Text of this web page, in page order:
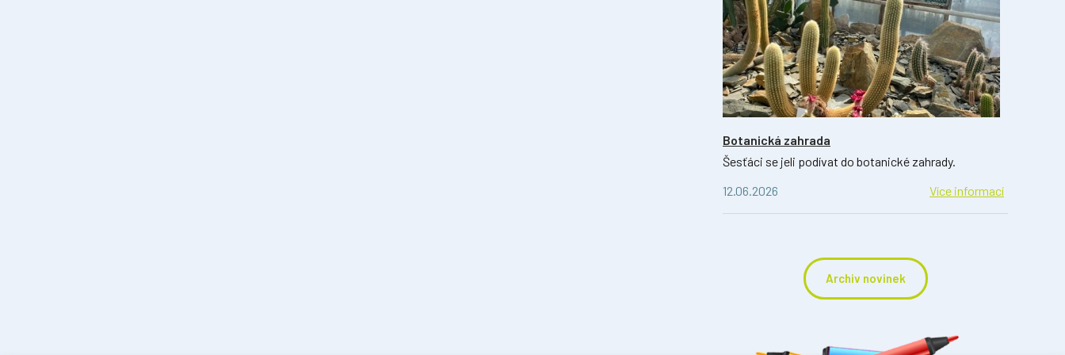
Botanická zahrada
Šesťáci se jeli podívat do botanické zahrady.
12.06.2026
Více informací
Archiv novinek